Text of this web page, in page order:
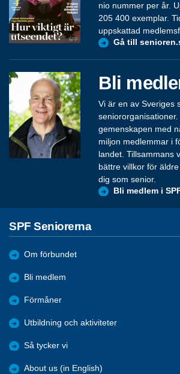
nio nummer per år.
205 400 exemplar.
uppskattad
Gå till
Bli
Vi är en av Sveriges
gemenskapen med
miljon medlemmar i
landet. Tillsammans
bättre villkor för
dig som senior.
Bli medlem i
SPF Seniorerna
Om förbundet
Bli medlem
Förmåner
Utbildning och aktiviteter
Så tycker vi
About us (in English)